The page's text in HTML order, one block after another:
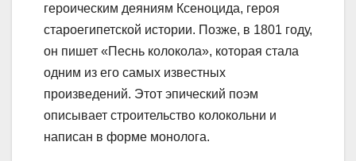
героическим деяниям Ксеноцида, героя
староегипетской истории. Позже, в 1801 году,
он пишет «Песнь колокола», которая стала
одним из его самых известных
произведений. Этот эпический поэм
описывает строительство колокольни и
написан в форме монолога.